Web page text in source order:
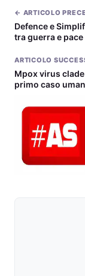
← ARTICOLO
Defence e
tra guerra e
ARTICOLO
Mpox virus
primo caso